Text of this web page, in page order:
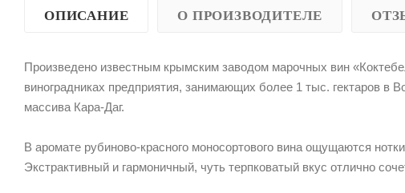
ОПИСАНИЕ О ПРОИЗВОДИТЕЛЕ
Произведено известным крымским заводом марочных вин
виноградниках предприятия, занимающих более 1 тыс. гектаров в
массива Кара-Даг.
В аромате рубиново-красного моносортового вина ощущаются
Экстрактивный и гармоничный, чуть терпковатый вкус отлично